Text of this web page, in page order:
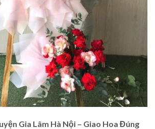
Gia Lâm Hà Nội – Giao Hoa Đúng